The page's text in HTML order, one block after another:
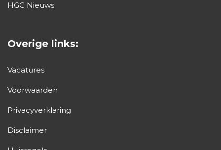
HGC Nieuws
Overige links:
Vacatures
Voorwaarden
Privacyverklaring
Disclaimer